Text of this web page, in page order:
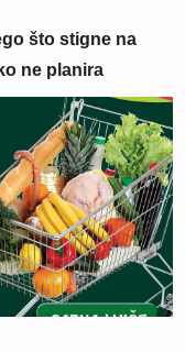
što stigne na
ne planira